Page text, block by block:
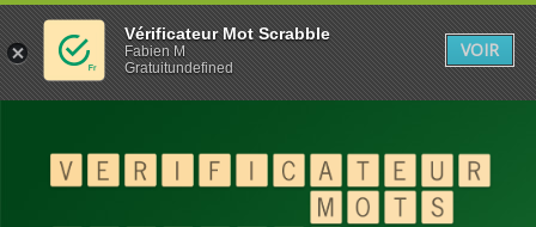
Vérificateur Mot Scrabble
Fabien M
Gratuitundefined
VOIR